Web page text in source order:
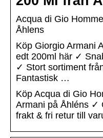
Acqua di Gio
Åhlens
Köp Giorgio Armani
edt 200ml här ✓
✓ Stort sortiment
Fantastisk …
Köp Acqua di Gio
Armani på Åhléns ✓
frakt & fri retur till